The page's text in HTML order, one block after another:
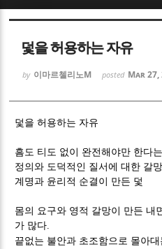
덫을 허용하는 자유
by 이마르첼리노M posted Mar 27,
덫을 허용하는 자유
흠도 티도 없이 완전해야만 한다
정의와 도덕적인 질서에 대한 갈
계명과 윤리적 순결이 만든 덫
몸의 요구와 영적 갈망이 만든 내
가 많다
끝없는 불안과 초조함으로 몰아
Sketchbook5, 스
Sketchbook5,
Sketchbook5, 스
Sketchbook5,